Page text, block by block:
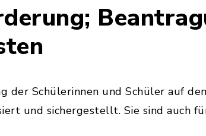
der Schülerinnen und Schüler auf
und sichergestellt. Sie sind auch